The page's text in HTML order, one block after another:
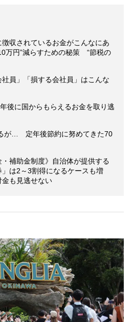
収されているお金がこんなにあ
万円”減らすための秘策 “節税の
員」「損する会社員」はこんな
後に国からもらえるお金を取り逃
が… 定年後節約に努めてきた70
・補助金制度》自治体が提供する
」は2～3割得になるケースも増
も見逃せない